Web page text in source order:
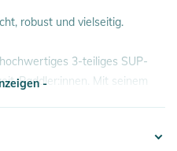
robust und vielseitig.
3-teiliges SUP-
Paddler:innen. Mit seinem
optimale Stabilität und
-